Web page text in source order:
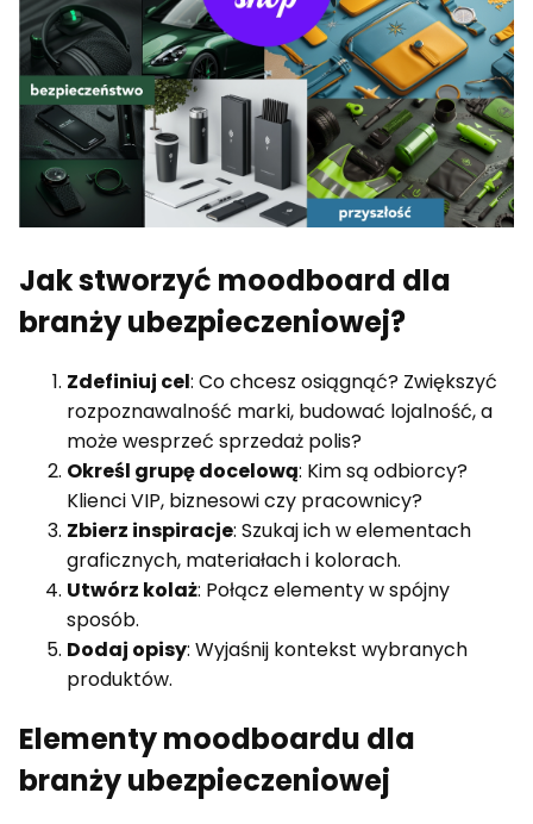
Jak stworzyć moodboard dla
branży ubezpieczeniowej?
Zdefiniuj cel: Co chcesz osiągnąć? Zwiększyć
rozpoznawalność marki, budować lojalność, a
może wesprzeć sprzedaż polis?
Określ grupę docelową: Kim są odbiorcy?
Klienci VIP, biznesowi czy pracownicy?
Zbierz inspiracje: Szukaj ich w elementach
graficznych, materiałach i kolorach.
Utwórz kolaż: Połącz elementy w spójny
sposób.
Dodaj opisy: Wyjaśnij kontekst wybranych
produktów.
Elementy moodboardu dla
branży ubezpieczeniowej